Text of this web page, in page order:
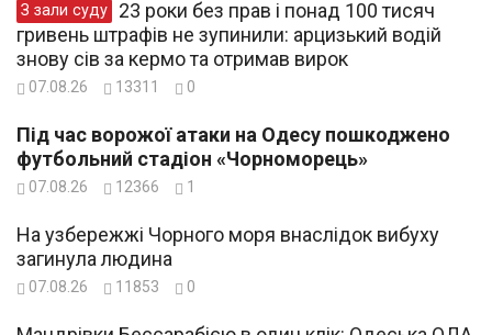
З зали суду
гривень штрафів не зупинили: арцизький водій
знову сів за кермо та отримав вирок
07.08.26 13311 0
Під час ворожої атаки на Одесу пошкоджено
футбольний стадіон «Чорноморець»
07.08.26 12366 1
На узбережжі Чорного моря внаслідок вибуху
загинула людина
07.08.26 11853 0